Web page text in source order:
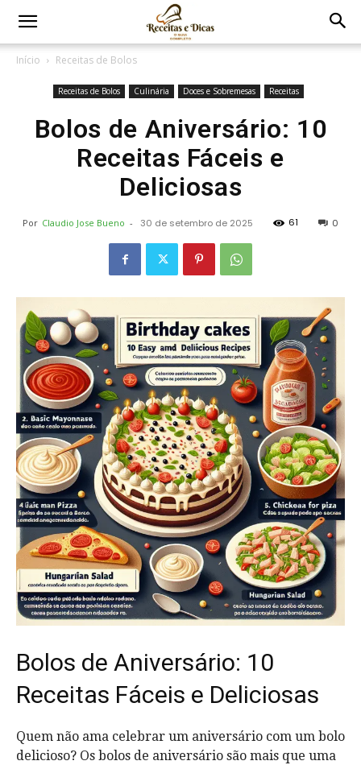
Início Receitas de Bolos
Receitas de Bolos Culinária Doces e Sobremesas Receitas
Bolos de Aniversário: 10
Receitas Fáceis e
Deliciosas
Por Claudio Jose Bueno - 30 de setembro de 2025 61 0
Bolos de Aniversário: 10
Receitas Fáceis e Deliciosas
Quem não ama celebrar um aniversário com um bolo
delicioso? Os bolos de aniversário são mais que uma